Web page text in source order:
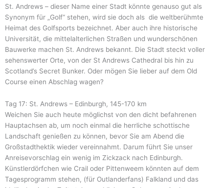
St. Andrews – dieser Name einer Stadt könnte genauso gut als
Synonym für „Golf“ stehen, wird sie doch als die weltberühmte
Heimat des Golfsports bezeichnet. Aber auch ihre historische
Universität, die mittelalterlichen Straßen und wunderschönen
Bauwerke machen St. Andrews bekannt. Die Stadt steckt voller
sehenswerter Orte, von der St Andrews Cathedral bis hin zu
Scotland’s Secret Bunker. Oder mögen Sie lieber auf dem Old
Course einen Abschlag wagen?
Tag 17: St. Andrews – Edinburgh, 145-170 km
Weichen Sie auch heute möglichst von den dicht befahrenen
Hauptachsen ab, um noch einmal die herrliche schottische
Landschaft genießen zu können, bevor Sie am Abend die
Großstadthektik wieder vereinnahmt. Darum führt Sie unser
Anreisevorschlag ein wenig im Zickzack nach Edinburgh.
Künstlerdörfchen wie Crail oder Pittenweem könnten auf dem
Tagesprogramm stehen, (für Outlanderfans) Falkland und das